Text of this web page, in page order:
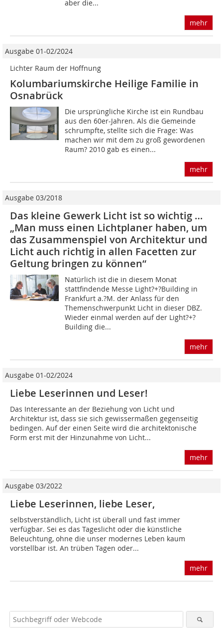
aber die...
mehr
Ausgabe 01-02/2024
Lichter Raum der Hoffnung
Kolumbariumskirche Heilige Familie in
Osnabrück
Die ursprüngliche Kirche ist ein Rundbau
aus den 60er-Jahren. Als die Gemeinde
schrumpfte, stellte sich die Frage: Was
machen wir mit dem zu groß gewordenen
Raum? 2010 gab es einen...
mehr
Ausgabe 03/2018
Das kleine Gewerk Licht ist so wichtig …
„Man muss einen Lichtplaner haben, um
das Zusammenspiel von Architektur und
Licht auch richtig in allen Facetten zur
Geltung bringen zu können“
Natürlich ist die in diesem Monat
stattfindende Messe Light?+?Building in
Frankfurt a.?M. der Anlass für den
Themenschwerpunkt Licht in dieser DBZ.
Wieder einmal werden auf der Light?+?
Building die...
mehr
Ausgabe 01-02/2024
Liebe Leserinnen und Leser!
Das Interessante an der Beziehung von Licht und
Architektur ist, dass sie sich gewissermaßen gegenseitig
bedingen. Auf der einen Seite wird die architektonische
Form erst mit der Hinzunahme von Licht...
mehr
Ausgabe 03/2022
Liebe Leserinnen, liebe Leser,
selbstverständlich, Licht ist überall und fast immer
verfügbar. Sei es das Tageslicht oder die künstliche
Beleuchtung, ohne die unser modernes Leben kaum
vorstellbar ist. An trüben Tagen oder...
mehr